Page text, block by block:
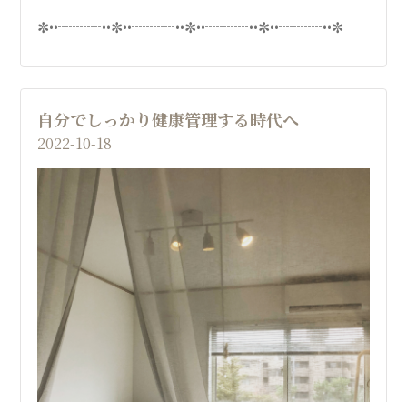
✼••┈┈┈••✼••┈┈┈••✼••┈┈┈••✼••┈┈┈••✼
自分でしっかり健康管理する時代へ
2022-10-18